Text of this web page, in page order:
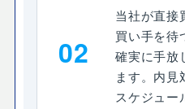
02
当社が直接
買い手を待
確実に手放
ます。内見
スケジュー